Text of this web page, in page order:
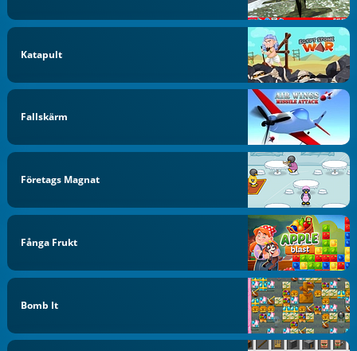
Katapult
Fallskärm
Företags Magnat
Fånga Frukt
Bomb It